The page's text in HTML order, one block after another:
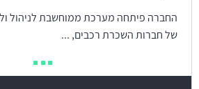
החברה פיתחה מערכת ממוחשבת לניהול
של חברות השכרת רכבים, ...